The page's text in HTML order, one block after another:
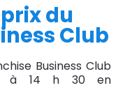
du
Club
Business Club
à 14 h 30 en